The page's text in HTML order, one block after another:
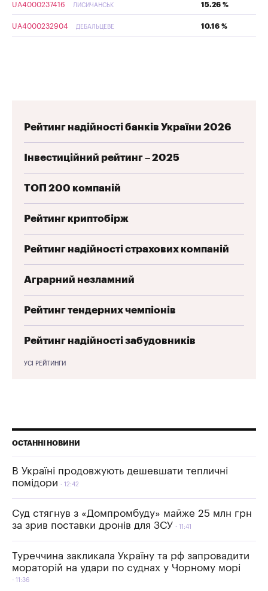
UA4000237416 ЛИСИЧАНСЬК 15.26 %
UA4000232904 ДЕБАЛЬЦЕВЕ 10.16 %
Рейтинг надійності банків України 2026
Інвестиційний рейтинг – 2025
ТОП 200 компаній
Рейтинг криптобірж
Рейтинг надійності страхових компаній
Аграрний незламний
Рейтинг тендерних чемпіонів
Рейтинг надійності забудовників
УСІ РЕЙТИНГИ
ОСТАННІ НОВИНИ
В Україні продовжують дешевшати тепличні
помідори
12:42
Суд стягнув з «Домпромбуду» майже 25 млн грн
за зрив поставки дронів для ЗСУ
11:41
Туреччина закликала Україну та рф запровадити
мораторій на удари по суднах у Чорному морі
11:36